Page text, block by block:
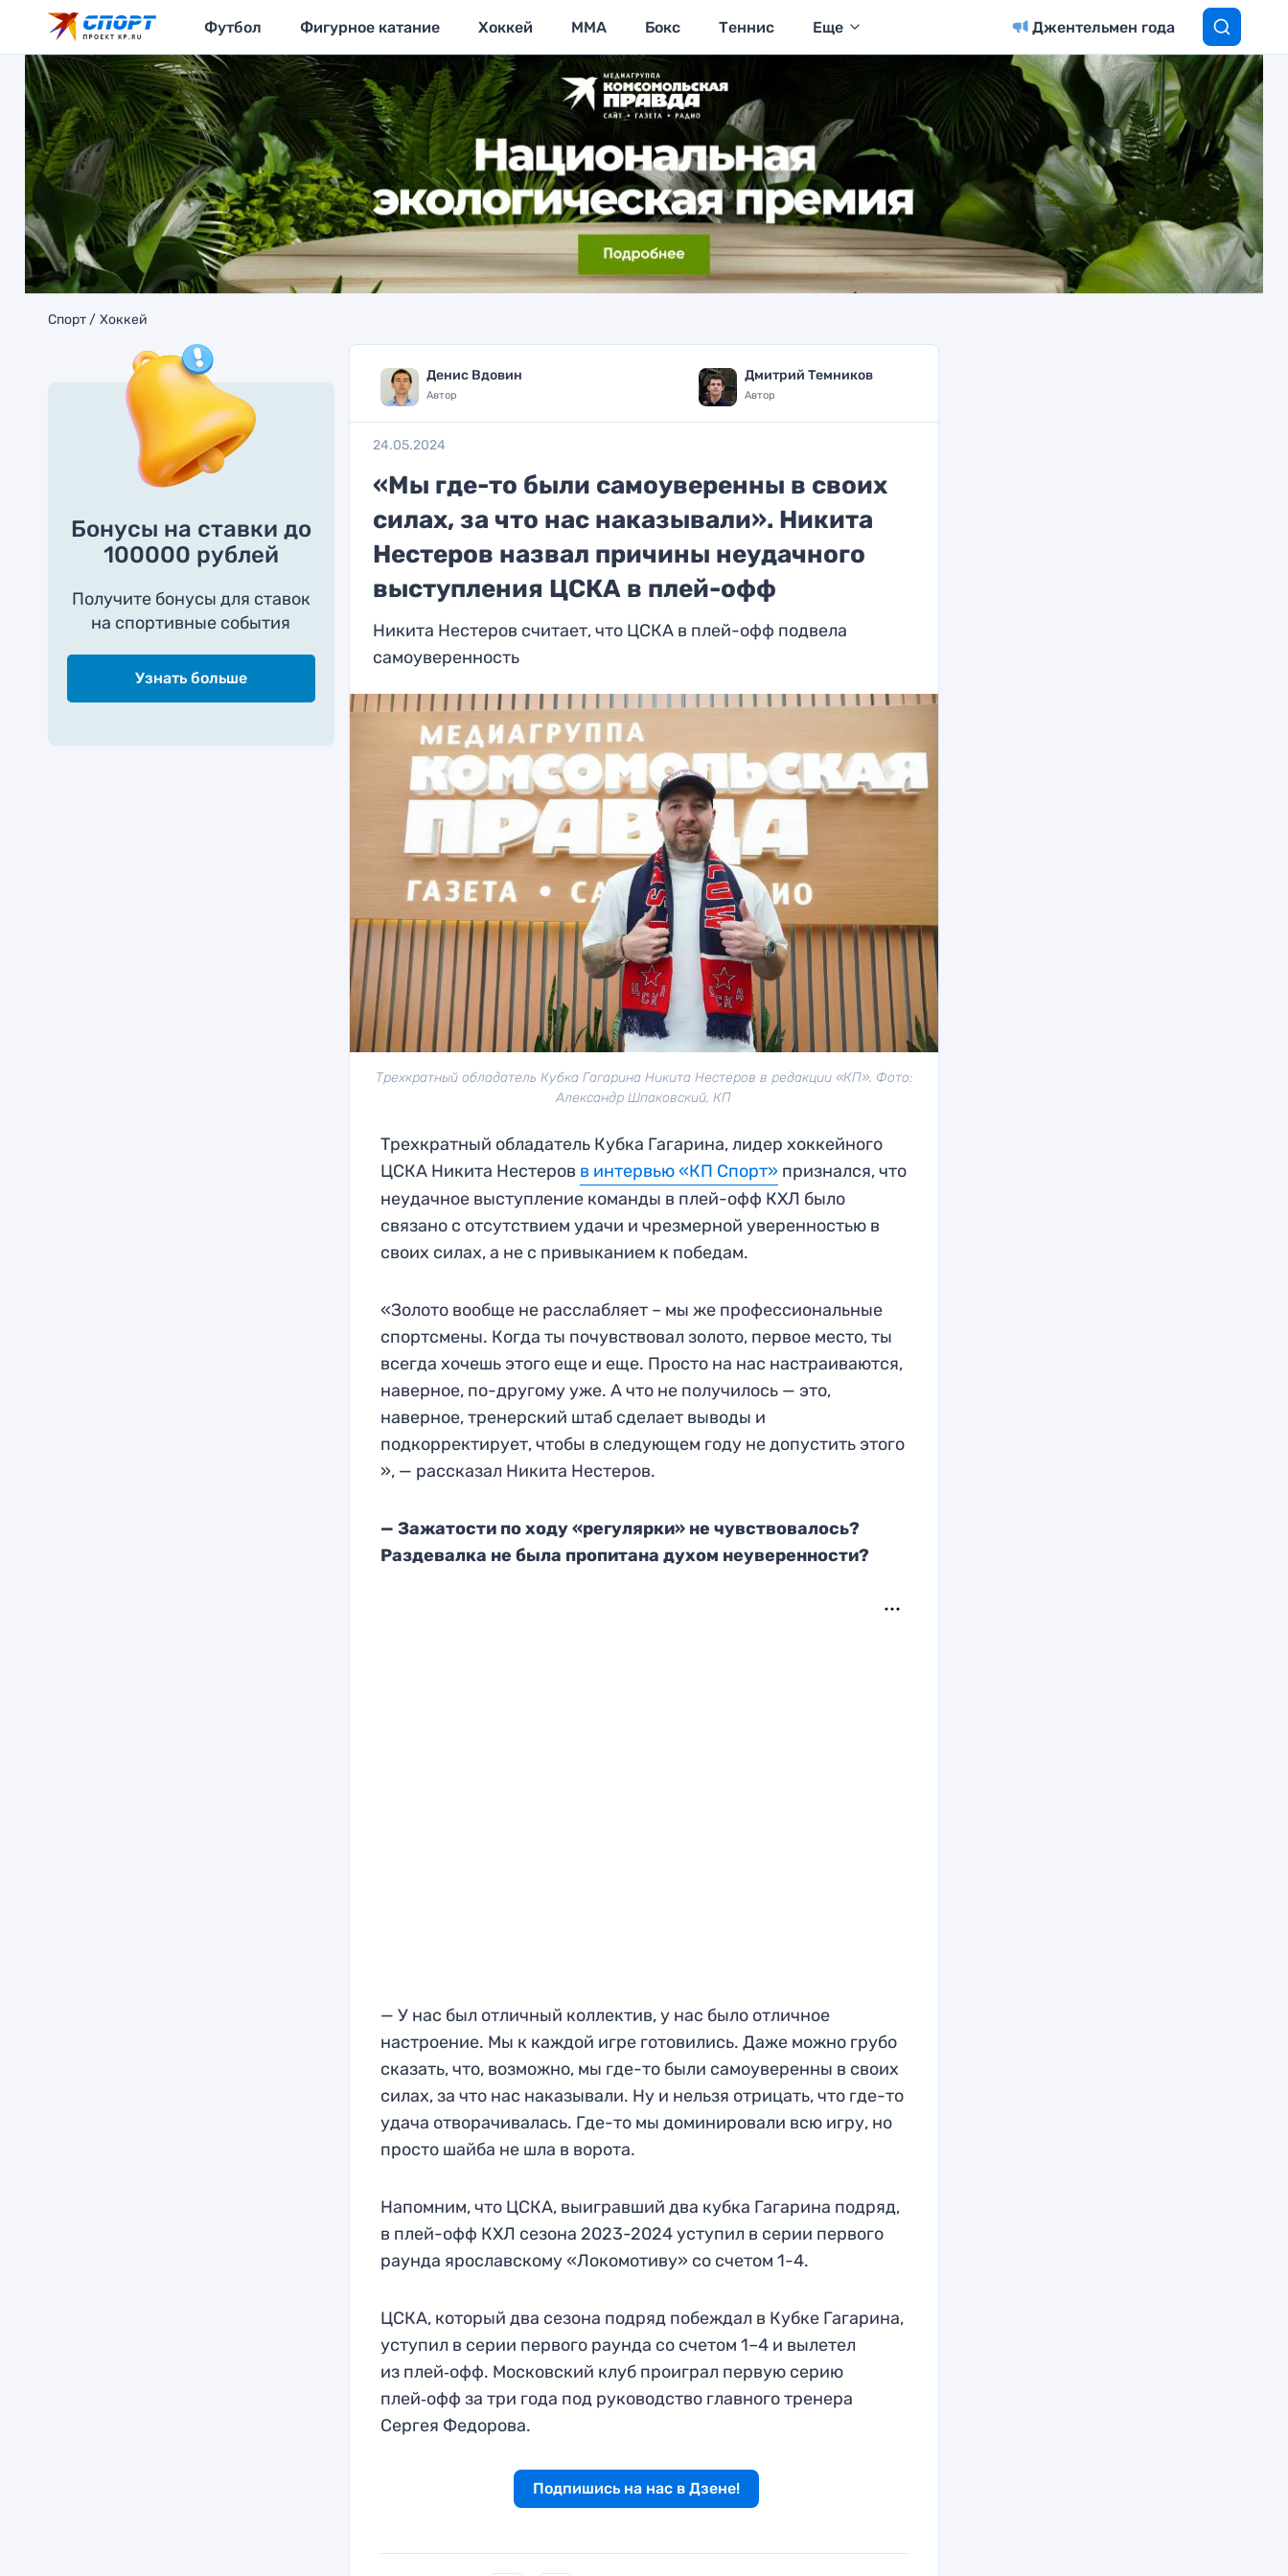
Футбол Фигурное катание Хоккей MMA Бокс Теннис Еще Джентельмен года
Спорт Хоккей
Бонусы на ставки до
100000 рублей
Получите бонусы для ставок
на спортивные события
Узнать больше
Денис Вдовин
Автор
Дмитрий Темников
Автор
24.05.2024
«Мы где-то были самоуверенны в своих
силах, за что нас наказывали». Никита
Нестеров назвал причины неудачного
выступления ЦСКА в плей-офф
Никита Нестеров считает, что ЦСКА в плей-офф подвела
самоуверенность
Трехкратный обладатель Кубка Гагарина Никита Нестеров в редакции «КП». Фото:
Александр Шпаковский, КП
Трехкратный обладатель Кубка Гагарина, лидер хоккейного
ЦСКА Никита Нестеров в интервью «КП Спорт» признался, что
неудачное выступление команды в плей-офф КХЛ было
связано с отсутствием удачи и чрезмерной уверенностью в
своих силах, а не с привыканием к победам.
«Золото вообще не расслабляет – мы же профессиональные
спортсмены. Когда ты почувствовал золото, первое место, ты
всегда хочешь этого еще и еще. Просто на нас настраиваются,
наверное, по-другому уже. А что не получилось — это,
наверное, тренерский штаб сделает выводы и
подкорректирует, чтобы в следующем году не допустить этого
», — рассказал Никита Нестеров.
— Зажатости по ходу «регулярки» не чувствовалось?
Раздевалка не была пропитана духом неуверенности?
— У нас был отличный коллектив, у нас было отличное
настроение. Мы к каждой игре готовились.Даже можно грубо
сказать, что, возможно, мы где-то были самоуверенны в своих
силах, за что нас наказывали. Ну и нельзя отрицать, что где-то
удача отворачивалась. Где-то мы доминировали всю игру, но
просто шайба не шла в ворота.
Напомним, что ЦСКА, выигравший два кубка Гагарина подряд,
в плей-офф КХЛ сезона 2023-2024 уступил в серии первого
раунда ярославскому «Локомотиву» со счетом 1-4.
ЦСКА, который два сезона подряд побеждал в Кубке Гагарина,
уступил в серии первого раунда со счетом 1–4 и вылетел
из плей‑офф. Московский клуб проиграл первую серию
плей‑офф за три года под руководство главного тренера
Сергея Федорова.
Подпишись на нас в Дзене!